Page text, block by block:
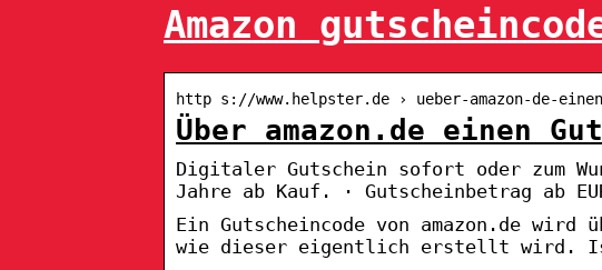
Amazon
http s://www.helpster.de › ueber-amazon-de-
Über amazon.de einen
Digitaler Gutschein sofort oder zum
Jahre ab Kauf. · Gutscheinbetrag ab
Ein Gutscheincode von amazon.de
wie dieser eigentlich erstellt wird. Ist